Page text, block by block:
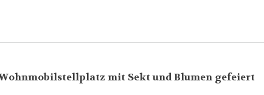
mit Sekt und Blumen gefeiert